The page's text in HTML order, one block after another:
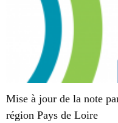
Mise à jour de la note
région Pays de Loire